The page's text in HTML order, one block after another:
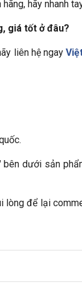
hãy nhanh
giá tốt ở đâu?
liên hệ ngay
dưới sản
lòng để lại